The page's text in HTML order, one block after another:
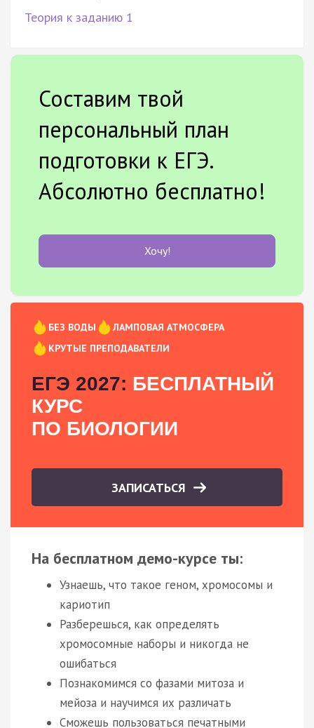
Теория к заданию 1
Составим твой
персональный план
подготовки к ЕГЭ.
Абсолютно бесплатно!
Хочу!
БЕЗ ВОДЫ
ЛАМПОВАЯ АТМОСФЕРА
КРУТЫЕ ПРЕПОДАВАТЕЛИ
ЕГЭ 2027: БЕСПЛАТНЫЙ
КУРС
ПО БИОЛОГИИ
ЗАПИСАТЬСЯ
На бесплатном демо-курсе ты:
Узнаешь, что такое геном, хромосомы и
кариотип
Разберешься, как определять
хромосомные наборы и никогда не
ошибаться
Познакомимся со фазами митоза и
мейоза и научимся их различать
Сможешь пользоваться печатными